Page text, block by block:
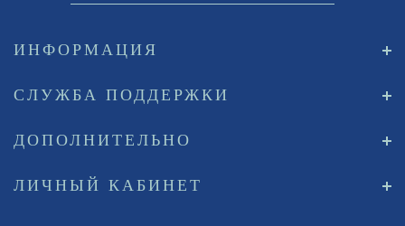
ИНФОРМАЦИЯ
СЛУЖБА ПОДДЕРЖКИ
ДОПОЛНИТЕЛЬНО
ЛИЧНЫЙ КАБИНЕТ